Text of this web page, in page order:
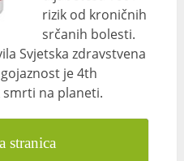
rizik od kroničnih
srčanih bolesti.
Svjetska zdravstvena
je 4th
na planeti.
stranica